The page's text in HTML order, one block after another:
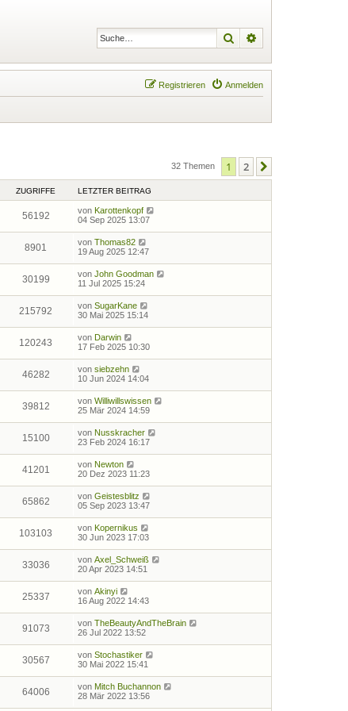
Suche
Anmelden
Registrieren
32 Themen 1 2
ZUGRIFFE LETZTER BEITRAG
56192 von Karottenkopf
04 Sep 2025 13:07
8901 von Thomas82
19 Aug 2025 12:47
30199 von John Goodman
11 Jul 2025 15:24
215792 von SugarKane
30 Mai 2025 15:14
120243 von Darwin
17 Feb 2025 10:30
46282 von siebzehn
10 Jun 2024 14:04
39812 von Williwillswissen
25 Mär 2024 14:59
15100 von Nusskracher
23 Feb 2024 16:17
41201 von Newton
20 Dez 2023 11:23
65862 von Geistesblitz
05 Sep 2023 13:47
103103 von Kopernikus
30 Jun 2023 17:03
33036 von Axel_Schweiß
20 Apr 2023 14:51
25337 von Akinyi
16 Aug 2022 14:43
91073 von TheBeautyAndTheBrain
26 Jul 2022 13:52
30567 von Stochastiker
30 Mai 2022 15:41
64006 von Mitch Buchannon
28 Mär 2022 13:56